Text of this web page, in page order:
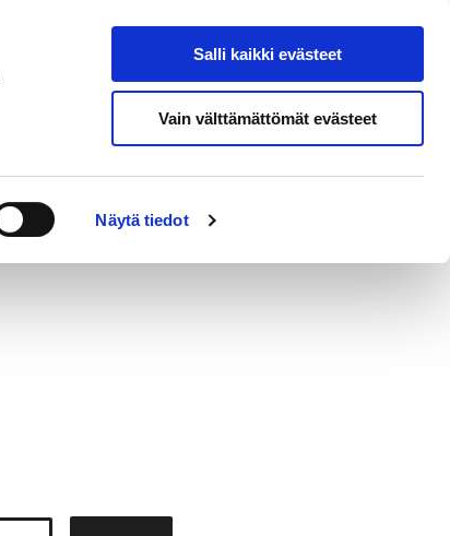
Näytä tiedot
Salli kaikki evästeet
Vain välttämättömät evästeet
Search from site